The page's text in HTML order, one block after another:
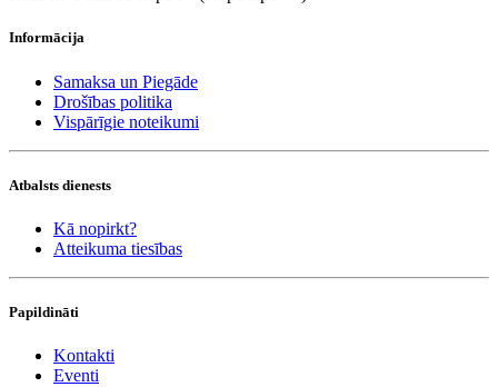
Informācija
Samaksa un Piegāde
Drošības politika
Vispārīgie noteikumi
Atbalsts dienests
Kā nopirkt?
Atteikuma tiesības
Papildināti
Kontakti
Eventi